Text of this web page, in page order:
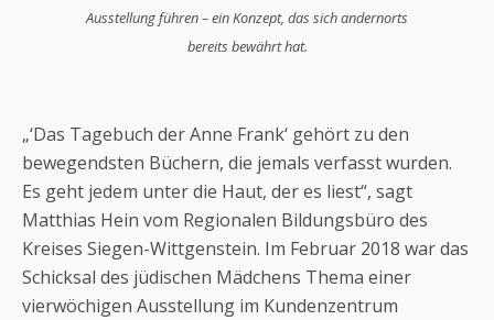
Ausstellung führen – ein Konzept, das sich andernorts
bereits bewährt hat.
„‘Das Tagebuch der Anne Frank‘ gehört zu den
bewegendsten Büchern, die jemals verfasst wurden.
Es geht jedem unter die Haut, der es liest“, sagt
Matthias Hein vom Regionalen Bildungsbüro des
Kreises Siegen-Wittgenstein. Im Februar 2018 war das
Schicksal des jüdischen Mädchens Thema einer
vierwöchigen Ausstellung im Kundenzentrum